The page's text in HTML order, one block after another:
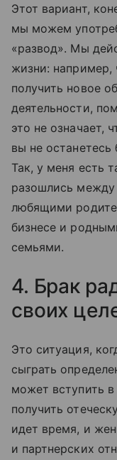
Этот вариант,
мы можем
«развод». Мы
жизни: например,
получить новое
деятельности,
это не означает,
вы не
Так, у меня есть
разошлись между
любящими
бизнесе и
семьями.
4. Брак
своих
Это ситуация,
сыграть
может вступить
получить
идет время, и
и партнерских